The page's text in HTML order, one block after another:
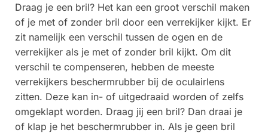
Draag je een bril? Het kan een groot verschil maken
of je met of zonder bril door een verrekijker kijkt. Er
zit namelijk een verschil tussen de ogen en de
verrekijker als je met of zonder bril kijkt. Om dit
verschil te compenseren, hebben de meeste
verrekijkers beschermrubber bij de oculairlens
zitten. Deze kan in- of uitgedraaid worden of zelfs
omgeklapt worden. Draag jij een bril? Dan draai je
of klap je het beschermrubber in. Als je geen bril